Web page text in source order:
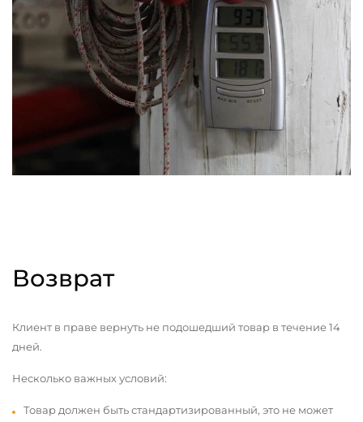
Возврат
Клиент в праве вернуть не подошедший товар в течение 14
дней.
Несколько важных условий:
Товар должен быть стандартизированный, это не может